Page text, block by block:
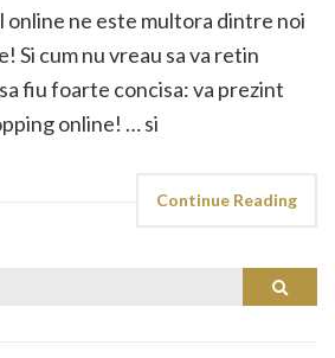
online ne este multora dintre noi
Si cum nu vreau sa va retin
fiu foarte concisa: va prezint
online! … si
Continue Reading
Search